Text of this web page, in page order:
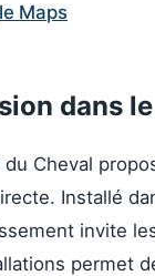
Maps
dans
du Cheval
Installé
invite
permet